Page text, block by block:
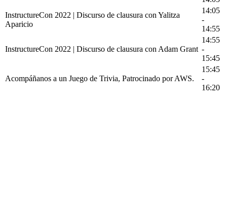
InstructureCon 2022 | Discurso de clausura con Yalitza
Aparicio
14:05
-
14:55
InstructureCon 2022 | Discurso de clausura con Adam Grant
14:55
-
15:45
Acompáñanos a un Juego de Trivia, Patrocinado por AWS.
15:45
-
16:20